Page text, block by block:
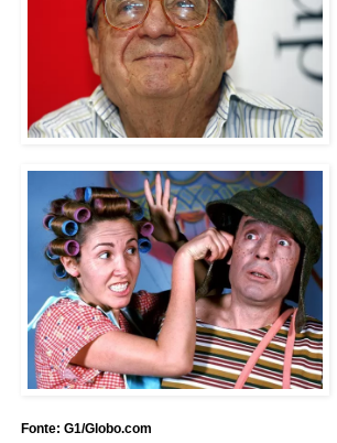
Fonte: G1/Globo.com